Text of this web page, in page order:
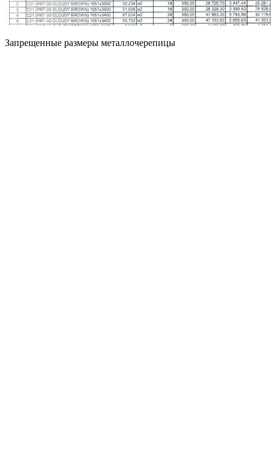
Запрещенные размеры металлочерепицы